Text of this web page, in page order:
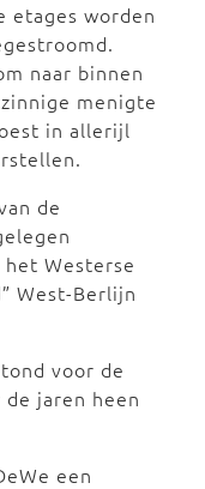
etages worden
naar binnen
menigte
in allerijl
de
Westerse
West-Berlijn
voor de
jaren heen
een